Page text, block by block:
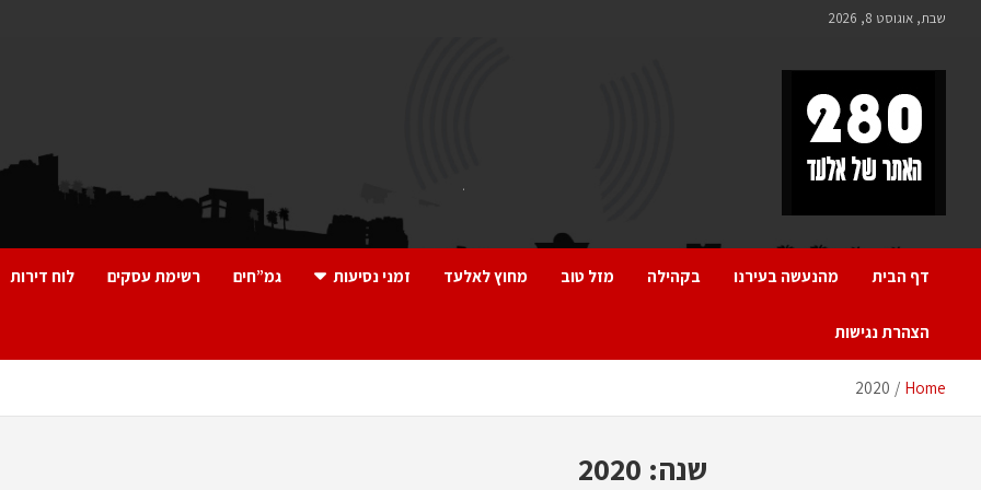
שבת, אוגוסט 8, 2026
280 – חדשות אלעד
דף הבית מהנעשה בעירנו בקהילה מזל טוב מחוץ לאלעד זמני נסיעות גמ”חים רשימת עסקים לוח דירות
הצהרת נגישות
Home
2020
שנה: 2020